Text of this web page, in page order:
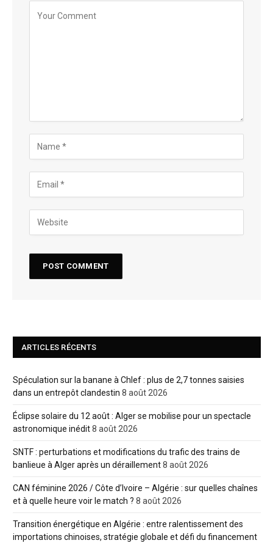
ARTICLES RÉCENTS
Spéculation sur la banane à Chlef : plus de 2,7 tonnes saisies
dans un entrepôt clandestin 8 août 2026
Éclipse solaire du 12 août : Alger se mobilise pour un spectacle
astronomique inédit8 août 2026
SNTF : perturbations et modifications du trafic des trains de
banlieue à Alger après un déraillement8 août 2026
CAN féminine 2026 / Côte d’Ivoire – Algérie : sur quelles chaînes
et à quelle heure voir le match ? 8 août 2026
Transition énergétique en Algérie : entre ralentissement des
importations chinoises, stratégie globale et défi du financement